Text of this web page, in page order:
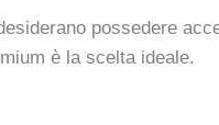
possedere
è la scelta ideale.